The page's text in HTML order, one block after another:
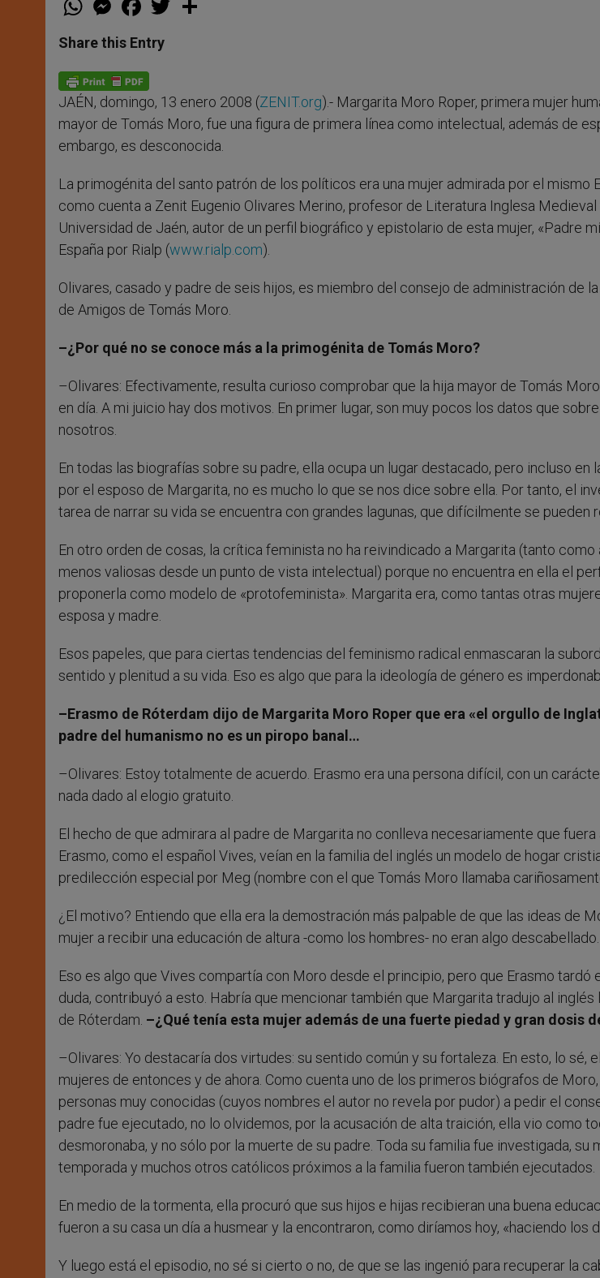
t
s
p
p
e
s
e
g
e
r
a
e
b
o
k
w
Share this Entry
JAÉN, domingo, 13 enero 2008 (ZENIT.org).- Margarita Moro Roper, primera mujer
mayor de Tomás Moro, fue una figura de primera línea como intelectual, además de
embargo, es desconocida.
La primogénita del santo patrón de los políticos era una mujer admirada por el mismo
como cuenta a Zenit Eugenio Olivares Merino, profesor de Literatura Inglesa Medieval
Universidad de Jaén, autor de un perfil biográfico y epistolario de esta mujer, «Padre
España por Rialp (www.rialp.com).
Olivares, casado y padre de seis hijos, es miembro del consejo de administración de
de Amigos de Tomás Moro.
–¿Por qué no se conoce más a la primogénita de Tomás Moro?
–Olivares: Efectivamente, resulta curioso comprobar que la hija mayor de Tomás
en día. A mi juicio hay dos motivos. En primer lugar, son muy pocos los datos que
nosotros.
En todas las biografías sobre su padre, ella ocupa un lugar destacado, pero incluso en
por el esposo de Margarita, no es mucho lo que se nos dice sobre ella. Por tanto, el
tarea de narrar su vida se encuentra con grandes lagunas, que difícilmente se pueden
En otro orden de cosas, la crítica feminista no ha reivindicado a Margarita (tanto como
menos valiosas desde un punto de vista intelectual) porque no encuentra en ella el
proponerla como modelo de «protofeminista». Margarita era, como tantas otras
esposa y madre.
Esos papeles, que para ciertas tendencias del feminismo radical enmascaran la
sentido y plenitud a su vida. Eso es algo que para la ideología de género es
–Erasmo de Róterdam dijo de Margarita Moro Roper que era «el orgullo de
padre del humanismo no es un piropo banal…
–Olivares: Estoy totalmente de acuerdo. Erasmo era una persona difícil, con un
nada dado al elogio gratuito.
El hecho de que admirara al padre de Margarita no conlleva necesariamente que
Erasmo, como el español Vives, veían en la familia del inglés un modelo de hogar
predilección especial por Meg (nombre con el que Tomás Moro llamaba
¿El motivo? Entiendo que ella era la demostración más palpable de que las ideas de
mujer a recibir una educación de altura -como los hombres- no eran algo descabellado.
Eso es algo que Vives compartía con Moro desde el principio, pero que Erasmo tardó
duda, contribuyó a esto. Habría que mencionar también que Margarita tradujo al inglés
de Róterdam. –¿Qué tenía esta mujer además de una fuerte piedad y gran dosis
–Olivares: Yo destacaría dos virtudes: su sentido común y su fortaleza. En esto, lo sé,
mujeres de entonces y de ahora. Como cuenta uno de los primeros biógrafos de
personas muy conocidas (cuyos nombres el autor no revela por pudor) a pedir el
padre fue ejecutado, no lo olvidemos, por la acusación de alta traición, ella vio como
desmoronaba, y no sólo por la muerte de su padre. Toda su familia fue investigada, su
temporada y muchos otros católicos próximos a la familia fueron también ejecutados.
En medio de la tormenta, ella procuró que sus hijos e hijas recibieran una buena
fueron a su casa un día a husmear y la encontraron, como diríamos hoy, «haciendo los
Y luego está el episodio, no sé si cierto o no, de que se las ingenió para recuperar la